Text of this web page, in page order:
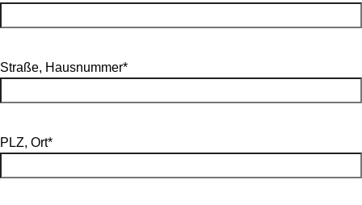
Straße, Hausnummer*
PLZ, Ort*